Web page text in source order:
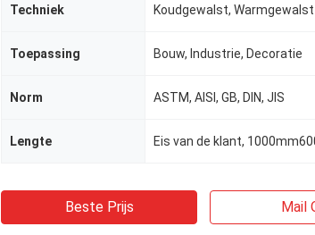
Techniek Koudgewalst, Warmgewalst
Toepassing Bouw, Industrie, Decoratie
Norm ASTM, AISI, GB, DIN, JIS
Lengte
Beste Prijs Mail